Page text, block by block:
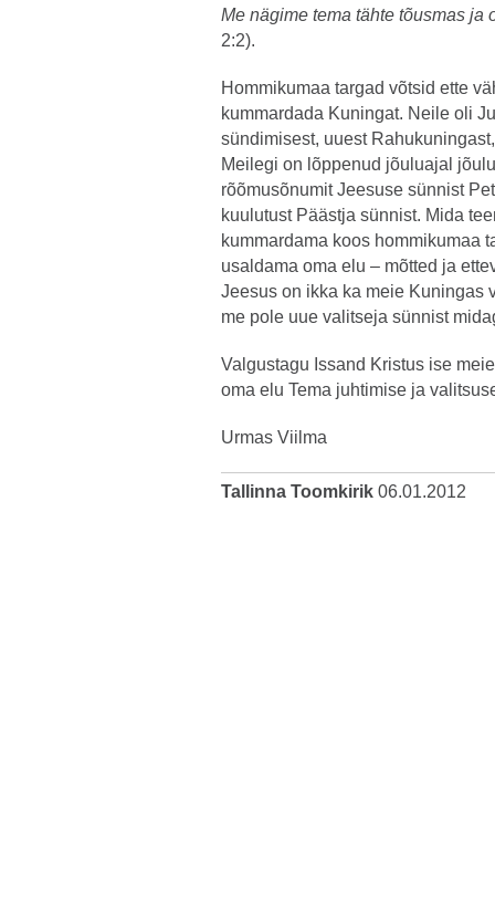
Me nägime tema tähte tõusmas ja
2:2).
Hommikumaa targad võtsid ette
kummardada Kuningat. Neile oli
sündimisest, uuest
Meilegi on lõppenud jõuluajal
rõõmusõnumit Jeesuse sünnist
kuulutust Päästja sünnist. Mida
kummardama koos hommikumaa
usaldama oma elu – mõtted ja
Jeesus on ikka ka meie Kuningas
me pole uue valitseja sünnist
Valgustagu Issand Kristus ise
oma elu Tema juhtimise ja
Urmas Viilma
Tallinna Toomkirik 06.01.2012